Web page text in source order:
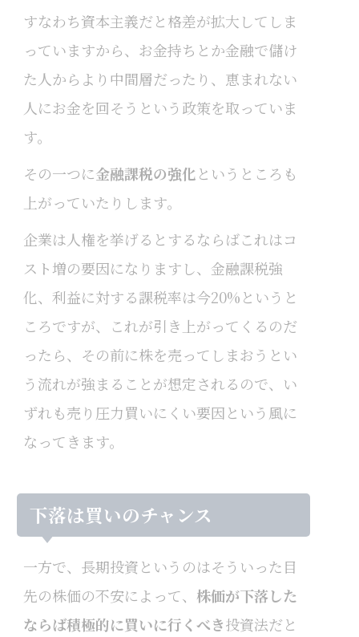
すなわち資本主義だと格差が拡大してしま
っていますから、お金持ちとか金融で儲け
た人からより中間層だったり、恵まれない
人にお金を回そうという政策を取っていま
す。
その一つに金融課税の強化 というところも
上がっていたりします。
企業は人権を挙げるとするならばこれはコ
スト増の要因になりますし、金融課税強
化、利益に対する課税率は今20%というと
ころですが、これが引き上がってくるのだ
ったら、その前に株を売ってしまおうとい
う流れが強まることが想定されるので、い
ずれも売り圧力買いにくい要因という風に
なってきます。
下落は買いのチャンス
一方で、長期投資というのはそういった目
先の株価の不安によって、 株価が下落した
ならば積極的に買いに行くべき投資法だと